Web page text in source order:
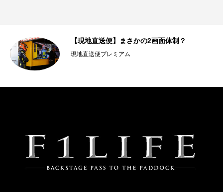
【現地直送便】まさかの2画面体制？
現地直送便プレミアム